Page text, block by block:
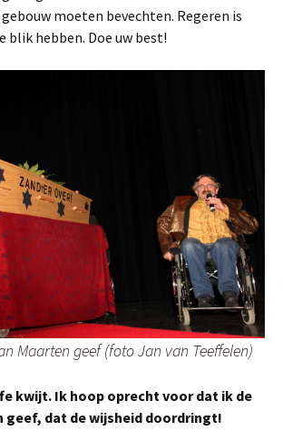
moeten bevechten. Regeren is
blik hebben. Doe uw best!
Maarten geef (foto Jan van Teeffelen)
kwijt. Ik hoop oprecht voor dat ik de
geef, dat de wijsheid doordringt!